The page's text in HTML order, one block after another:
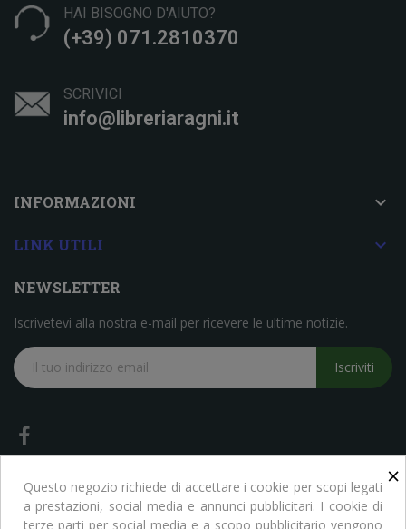
HAI BISOGNO D'AIUTO?
(+39) 071.2810370
SCRIVICI
info@libreriaragni.it
INFORMAZIONI 
LINK UTILI 
NEWSLETTER
Iscrivetevi alla nostra e-mail per ricevere le ultime notizie.
Iscriviti
×
Questo negozio richiede di accettare i cookie per scopi legati
a prestazioni, social media e annunci pubblicitari. I cookie di
terze parti per social media e a scopo pubblicitario vengono